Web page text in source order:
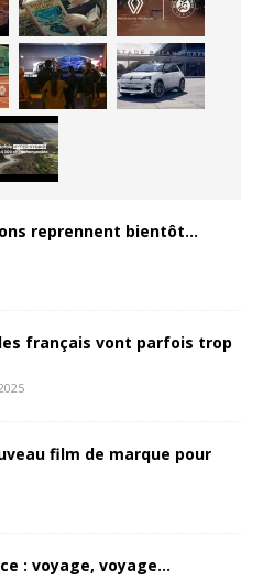
reprennent bientôt…
les français vont parfois trop
film de marque pour
: voyage, voyage…